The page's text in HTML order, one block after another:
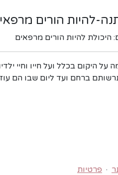
להיות הורים
להיות הורים מרפאים
היקום בכלל ועל חייו וחיי
ברחם ועד ליום שבו הם
· פרטיות